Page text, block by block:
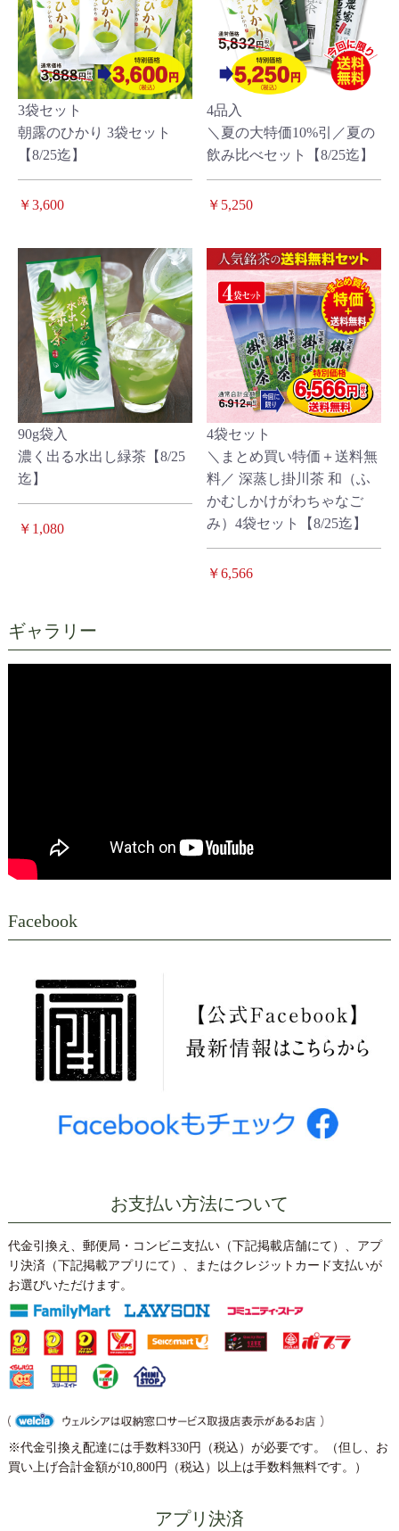
3袋セット
朝露のひかり 3袋セット
【8/25迄】
￥3,600
4品入
＼夏の大特価10%引／夏の
飲み比べセット【8/25迄】
￥5,250
90g袋入
濃く出る水出し緑茶【8/25
迄】
￥1,080
4袋セット
＼まとめ買い特価＋送料無
料／ 深蒸し掛川茶 和（ふ
かむしかけがわちゃなご
み）4袋セット【8/25迄】
￥6,566
ギャラリー
Facebook
お支払い方法について
代金引換え、郵便局・コンビニ支払い（下記掲載店舗にて）、アプ
リ決済（下記掲載アプリにて）、またはクレジットカード支払いが
お選びいただけます。
※代金引換え配達には手数料330円（税込）が必要です。（但し、お
買い上げ合計金額が10,800円（税込）以上は手数料無料です。）
アプリ決済